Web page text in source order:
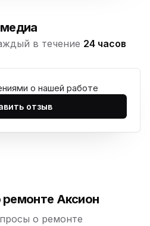
35
в течение 24 часов
о нашей работе
отзыв
Аксион
о ремонте